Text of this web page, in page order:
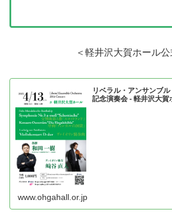
＜軽井沢大賀ホール
リベラル・アンサンブ
記念演奏会 - 軽井沢大賀
www.ohgahall.or.jp